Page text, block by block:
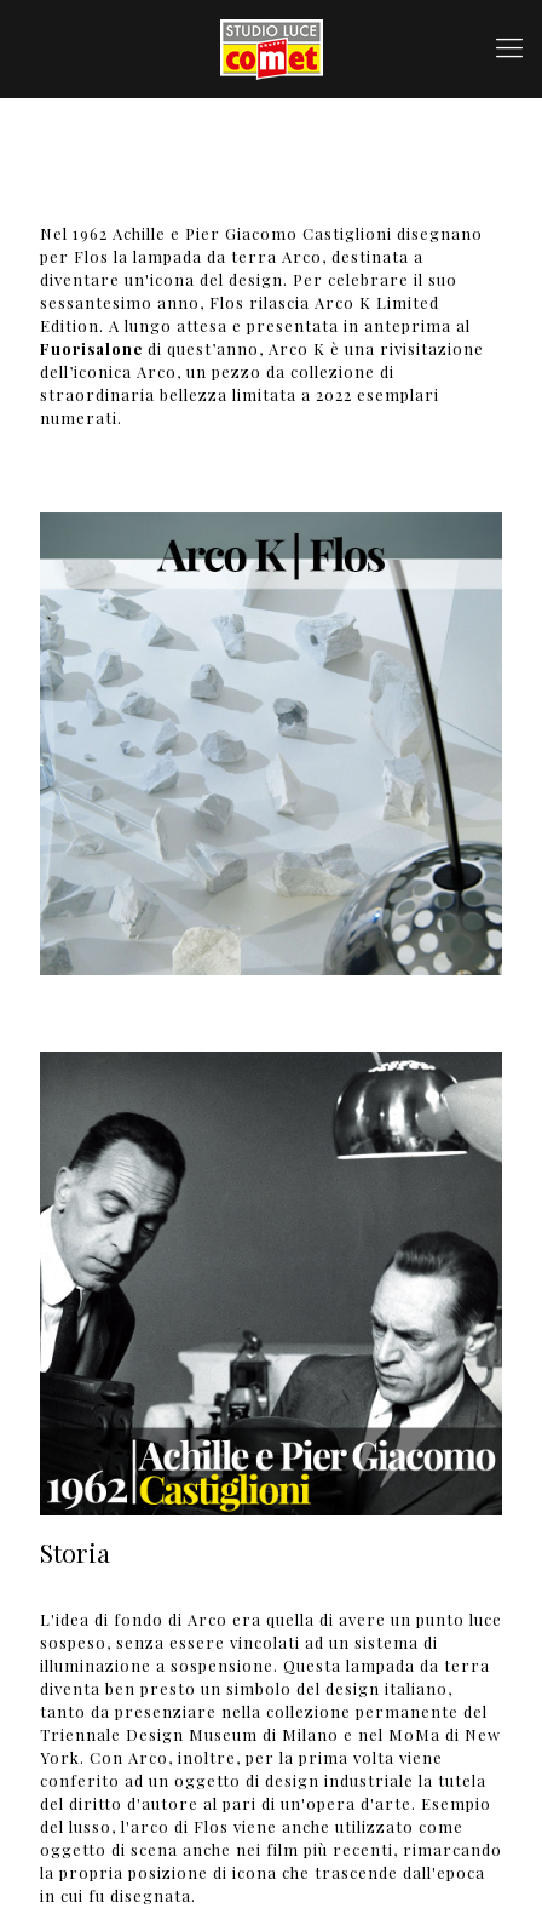
Nel 1962 Achille e Pier Giacomo Castiglioni disegnano
per Flos la lampada da terra Arco, destinata a
diventare un'icona del design. Per celebrare il suo
sessantesimo anno, Flos rilascia Arco K Limited
Edition. A lungo attesa e presentata in anteprima al
Fuorisalone di quest’anno, Arco K è una rivisitazione
dell’iconica Arco, un pezzo da collezione di
straordinaria bellezza limitata a 2022 esemplari
numerati.
Storia
L'idea di fondo di Arco era quella di avere un punto luce
sospeso, senza essere vincolati ad un sistema di
illuminazione a sospensione. Questa lampada da terra
diventa ben presto un simbolo del design italiano,
tanto da presenziare nella collezione permanente del
Triennale Design Museum di Milano e nel MoMa di New
York. Con Arco, inoltre, per la prima volta viene
conferito ad un oggetto di design industriale la tutela
del diritto d'autore al pari di un'opera d'arte. Esempio
del lusso, l'arco di Flos viene anche utilizzato come
oggetto di scena anche nei film più recenti, rimarcando
la propria posizione di icona che trascende dall'epoca
in cui fu disegnata.